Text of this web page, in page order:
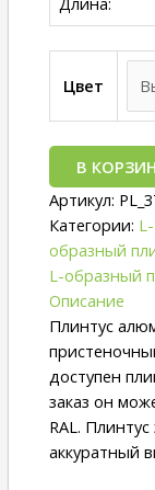
Цвет
В
Артикул:
Категории: L-
образный
L-образный
Описание
Плинтус
доступен
заказ он
RAL.
аккуратный